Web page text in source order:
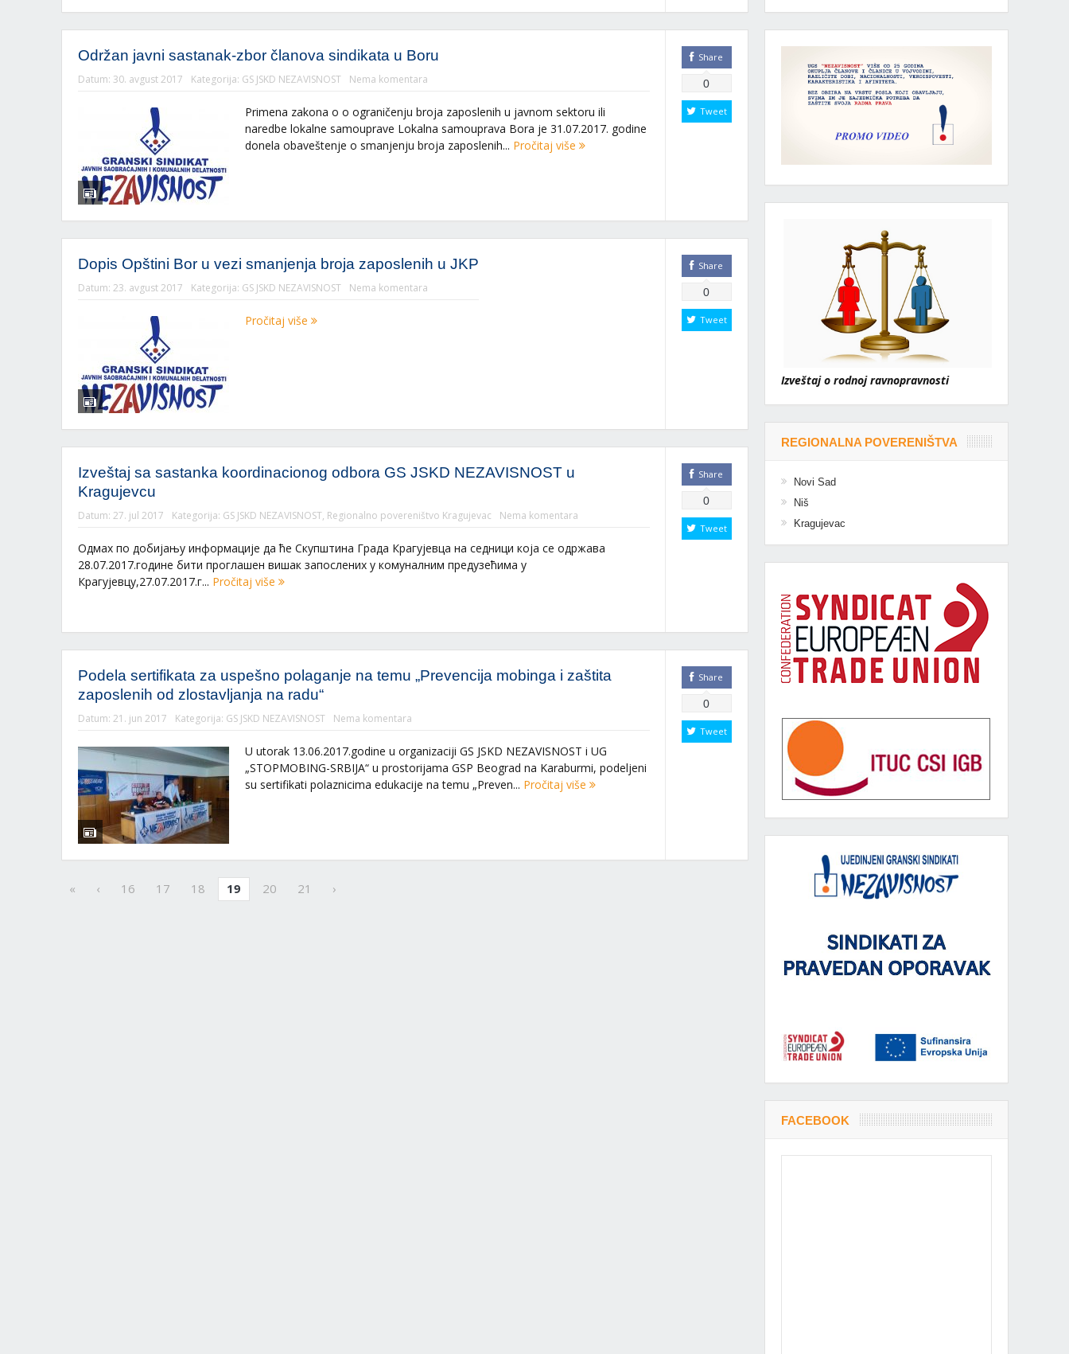
Održan javni sastanak-zbor članova sindikata u Boru
Datum: 30. avgust 2017 Kategorija: GS JSKD NEZAVISNOST Nema komentara
Primena zakona o o ograničenju broja zaposlenih u javnom sektoru ili
naredbe lokalne samouprave Lokalna samouprava Bora je 31.07.2017. godine
donela obaveštenje o smanjenju broja zaposlenih... Pročitaj više
Share
0
Tweet
Dopis Opštini Bor u vezi smanjenja broja zaposlenih u JKP
Datum: 23. avgust 2017 Kategorija: GS JSKD NEZAVISNOST Nema komentara
Pročitaj više
Share
0
Tweet
Izveštaj sa sastanka koordinacionog odbora GS JSKD NEZAVISNOST u
Kragujevcu
Datum: 27. jul 2017 Kategorija: GS JSKD NEZAVISNOST, Regionalno povereništvo Kragujevac Nema komentara
Одмах по добијању информације да ће Скупштина Града Крагујевца на седници која се одржава
28.07.2017.године бити проглашен вишак запослених у комуналним предузећима у
Крагујевцу,27.07.2017.г... Pročitaj više
Share
0
Tweet
Podela sertifikata za uspešno polaganje na temu „Prevencija mobinga i zaštita
zaposlenih od zlostavljanja na radu“
Datum: 21. jun 2017 Kategorija: GS JSKD NEZAVISNOST Nema komentara
U utorak 13.06.2017.godine u organizaciji GS JSKD NEZAVISNOST i UG
„STOPMOBING-SRBIJA“ u prostorijama GSP Beograd na Karaburmi, podeljeni
su sertifikati polaznicima edukacije na temu „Preven... Pročitaj više
Share
0
Tweet
« ‹ 16 17 18 19 20 21 ›
Izveštaj o rodnoj ravnopravnosti
REGIONALNA POVERENIŠTVA
Novi Sad
Niš
Kragujevac
FACEBOOK